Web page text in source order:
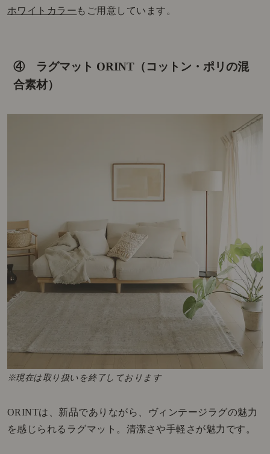
ホワイトカラー もご用意しています。
④ ラグマット ORINT（コットン・ポリの混
合素材）
※現在は取り扱いを終了しております
ORINTは、新品でありながら、ヴィンテージラグの魅力
を感じられるラグマット。清潔さや手軽さが魅力です。